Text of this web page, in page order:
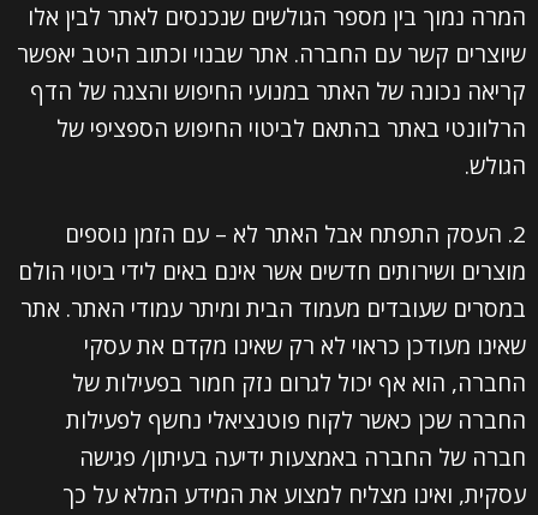
המרה נמוך בין מספר הגולשים שנכנסים לאתר לבין אלו
שיוצרים קשר עם החברה. אתר שבנוי וכתוב היטב יאפשר
קריאה נכונה של האתר במנועי החיפוש והצגה של הדף
הרלוונטי באתר בהתאם לביטוי החיפוש הספציפי של
הגולש.
2. העסק התפתח אבל האתר לא – עם הזמן נוספים
מוצרים ושירותים חדשים אשר אינם באים לידי ביטוי הולם
במסרים שעובדים מעמוד הבית ומיתר עמודי האתר. אתר
שאינו מעודכן כראוי לא רק שאינו מקדם את עסקי
החברה, הוא אף יכול לגרום נזק חמור בפעילות של
החברה שכן כאשר לקוח פוטנציאלי נחשף לפעילות
חברה של החברה באמצעות ידיעה בעיתון/ פגישה
עסקית, ואינו מצליח למצוע את המידע המלא על כך